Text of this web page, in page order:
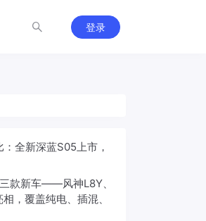
登录
全新深蓝S05上市，
款新车——风神L8Y、
，覆盖纯电、插混、